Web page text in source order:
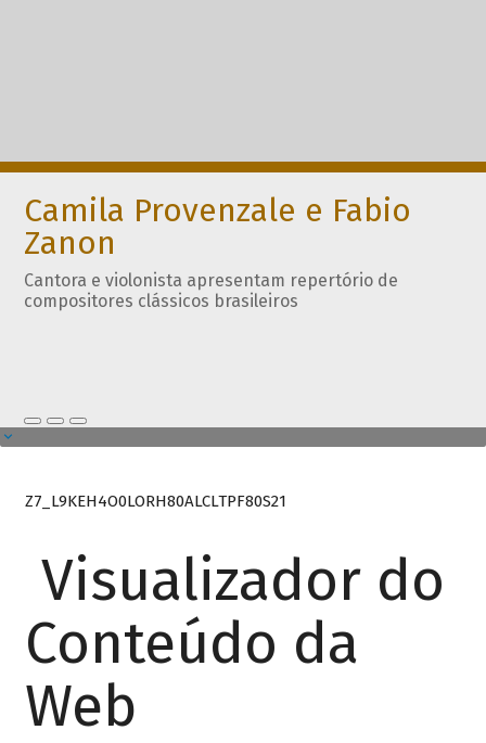
Camila Provenzale e Fabio
Zanon
Cantora e violonista apresentam repertório de
compositores clássicos brasileiros
Z7_L9KEH4O0LORH80ALCLTPF80S21
Visualizador do
Conteúdo da
Web